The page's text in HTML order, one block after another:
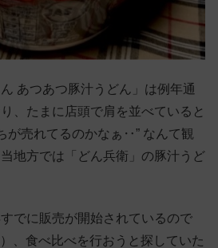
あつあつ豚汁うどん」は例年通
、たまに店頭で肩を並べていると
が売れてるのかなぁ‥” なんて観
地方では「どん兵衛」の豚汁うど
でに販売が開始されているので
、食べ比べを行おうと探していた